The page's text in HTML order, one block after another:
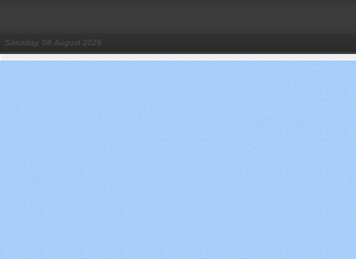
Saturday, 08 August 2026